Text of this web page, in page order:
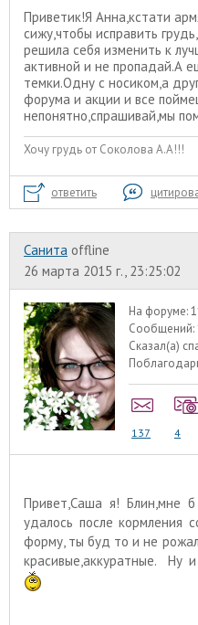
Приветик!Я Анна,кстати
сижу,чтобы исправить
решила себя изменить к
активной и не пропадай.А
темки.Одну с носиком,а
форума и акции и все
непонятно,спрашивай,мы
Хочу грудь от Соколова А.А!!!
ответить
Санита offline
26 марта 2015 г., 23:25:02
На форуме:
Сообщений:
Сказал(а)
137 4
Привет,Саша я! Блин,мне
удалось после кормления
форму, ты буд то и не
красивые,аккуратные. Ну